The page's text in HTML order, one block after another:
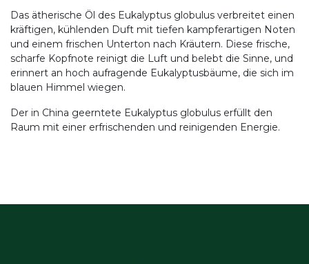
Das ätherische Öl des Eukalyptus globulus verbreitet einen
kräftigen, kühlenden Duft mit tiefen kampferartigen Noten
und einem frischen Unterton nach Kräutern. Diese frische,
scharfe Kopfnote reinigt die Luft und belebt die Sinne, und
erinnert an hoch aufragende Eukalyptusbäume, die sich im
blauen Himmel wiegen.
Der in China geerntete Eukalyptus globulus erfüllt den
Raum mit einer erfrischenden und reinigenden Energie.